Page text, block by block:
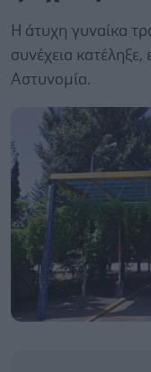
Η άτυχη γυναίκα
συνέχεια
Αστυνομία.